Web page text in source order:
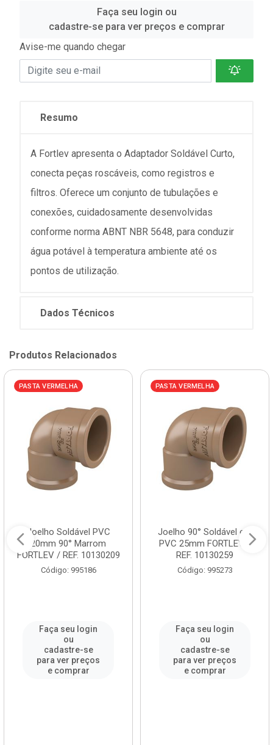
Faça seu login ou
cadastre-se para ver preços e comprar
Avise-me quando chegar
Resumo
A Fortlev apresenta o Adaptador Soldável Curto,
conecta peças roscáveis, como registros e
filtros. Oferece um conjunto de tubulações e
conexões, cuidadosamente desenvolvidas
conforme norma ABNT NBR 5648, para conduzir
água potável à temperatura ambiente até os
pontos de utilização.
Dados Técnicos
Produtos Relacionados
PASTA VERMELHA
Joelho Soldável PVC
20mm 90° Marrom
FORTLEV / REF. 10130209
Código: 995186
Faça seu login
ou
cadastre-se
para ver preços
e comprar
PASTA VERMELHA
Joelho 90° Soldável em
PVC 25mm FORTLEV /
REF. 10130259
Código: 995273
Faça seu login
ou
cadastre-se
para ver preços
e comprar